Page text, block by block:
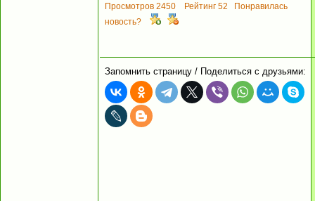
Просмотров 2450 Рейтинг 52 Понравилась
новость?
Запомнить страницу / Поделиться с друзьями: